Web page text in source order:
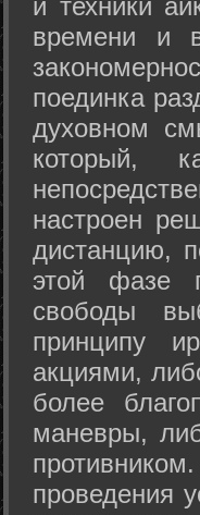
и техники
времени и
поединка
духовном
который,
настроен
дистанцию,
этой фазе
свободы
принципу
акциями,
более
маневры,
проведения